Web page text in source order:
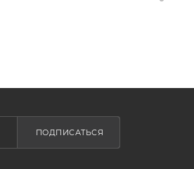
ПОДПИСАТЬСЯ